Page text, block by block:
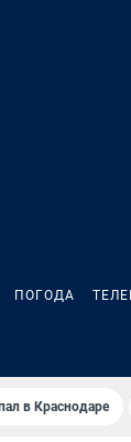
ПОГОДА
в Краснодаре